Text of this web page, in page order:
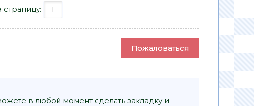
Пожаловаться
в любой момент сделать закладку и